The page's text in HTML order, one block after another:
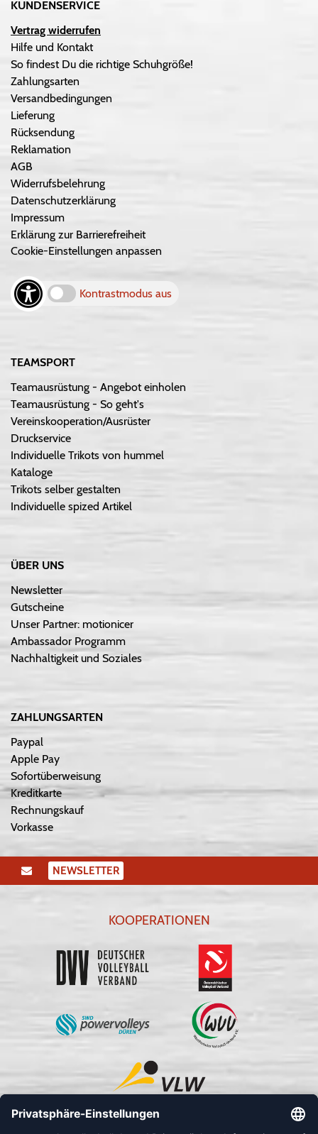
KUNDENSERVICE
Vertrag widerrufen
Hilfe und Kontakt
So findest Du die richtige Schuhgröße!
Zahlungsarten
Versandbedingungen
Lieferung
Rücksendung
Reklamation
AGB
Widerrufsbelehrung
Datenschutzerklärung
Impressum
Erklärung zur Barrierefreiheit
Cookie-Einstellungen anpassen
Kontrastmodus aus
TEAMSPORT
Teamausrüstung - Angebot einholen
Teamausrüstung - So geht's
Vereinskooperation/Ausrüster
Druckservice
Individuelle Trikots von hummel
Kataloge
Trikots selber gestalten
Individuelle spized Artikel
ÜBER UNS
Newsletter
Gutscheine
Unser Partner: motionicer
Ambassador Programm
Nachhaltigkeit und Soziales
ZAHLUNGSARTEN
Paypal
Apple Pay
Sofortüberweisung
Kreditkarte
Rechnungskauf
Vorkasse
NEWSLETTER
KOOPERATIONEN